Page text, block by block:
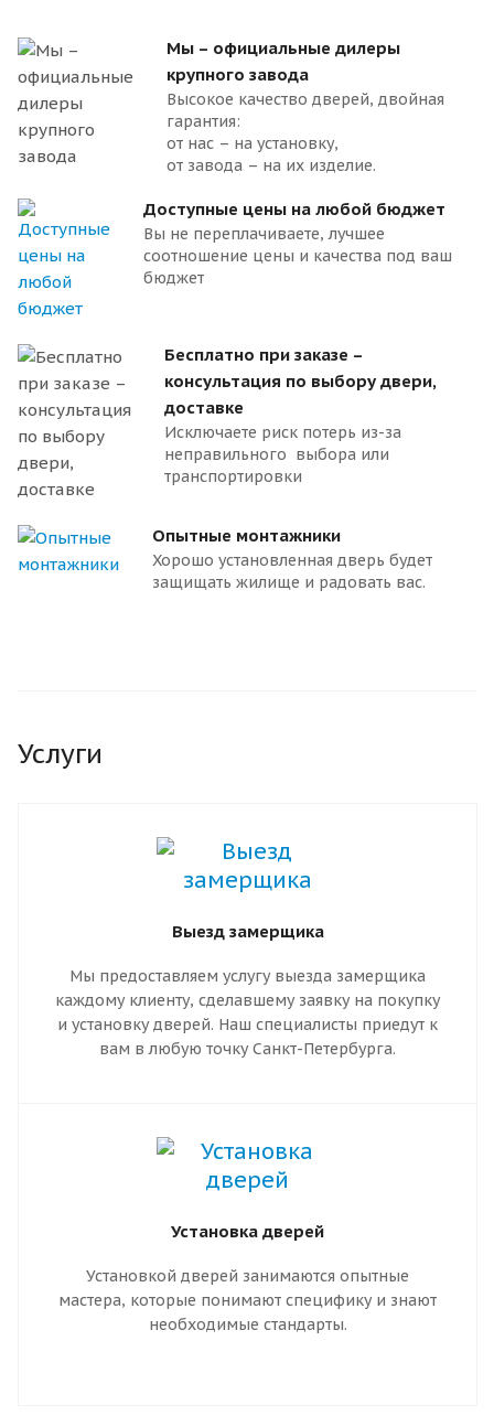
Мы – официальные дилеры
крупного завода
Высокое качество дверей, двойная
гарантия:
от нас – на установку,
от завода – на их изделие.
Доступные цены на любой бюджет
Вы не переплачиваете, лучшее
соотношение цены и качества под ваш
бюджет
Бесплатно при заказе –
консультация по выбору двери,
доставке
Исключаете риск потерь из-за
неправильного выбора или
транспортировки
Опытные монтажники
Хорошо установленная дверь будет
защищать жилище и радовать вас.
Услуги
Выезд замерщика
Мы предоставляем услугу выезда замерщика
каждому клиенту, сделавшему заявку на покупку
и установку дверей. Наш специалисты приедут к
вам в любую точку Санкт-Петербурга.
Установка дверей
Установкой дверей занимаются опытные
мастера, которые понимают специфику и знают
необходимые стандарты.